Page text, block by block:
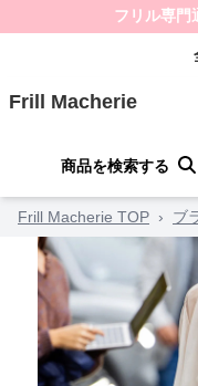
フリル専門
Frill Macherie
商品を検索する
Frill Macherie TOP › ブ